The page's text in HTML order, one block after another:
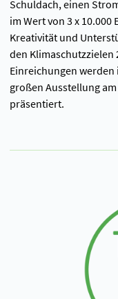
Schuldach, einen
im Wert von 3 x
Kreativität und
den Klimaschutzzielen
Einreichungen werden
großen Ausstellung
präsentiert.